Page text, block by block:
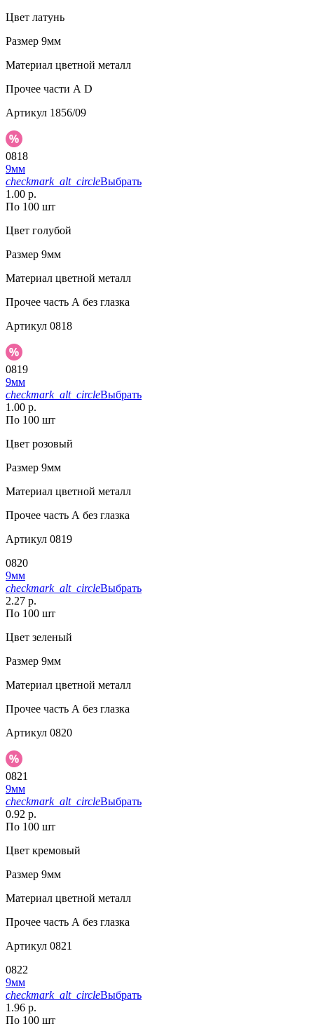
Цвет латунь
Размер 9мм
Материал цветной металл
Прочее части А D
Артикул 1856/09
0818
9мм
checkmark_alt_circleВыбрать
1.00 р.
По 100 шт
Цвет голубой
Размер 9мм
Материал цветной металл
Прочее часть А без глазка
Артикул 0818
0819
9мм
checkmark_alt_circleВыбрать
1.00 р.
По 100 шт
Цвет розовый
Размер 9мм
Материал цветной металл
Прочее часть А без глазка
Артикул 0819
0820
9мм
checkmark_alt_circleВыбрать
2.27 р.
По 100 шт
Цвет зеленый
Размер 9мм
Материал цветной металл
Прочее часть А без глазка
Артикул 0820
0821
9мм
checkmark_alt_circleВыбрать
0.92 р.
По 100 шт
Цвет кремовый
Размер 9мм
Материал цветной металл
Прочее часть А без глазка
Артикул 0821
0822
9мм
checkmark_alt_circleВыбрать
1.96 р.
По 100 шт